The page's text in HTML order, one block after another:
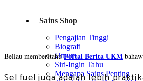
Sains Shop
Pengajian Tinggi
Biografi
Umum
Siri-Ingin Tahu
Mengapa Sains Penting
Beliau memberitahuPortal Berita UKM